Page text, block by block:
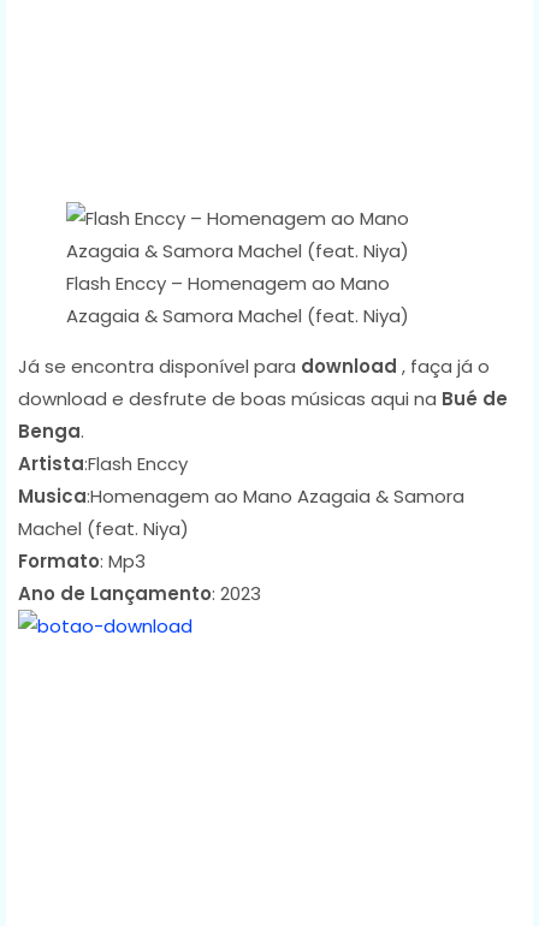
Flash Enccy – Homenagem ao Mano
Azagaia & Samora Machel (feat. Niya)
Já se encontra disponível para download , faça já o
download e desfrute de boas músicas aqui na Bué de
Benga.
Artista:Flash Enccy
Musica:Homenagem ao Mano Azagaia & Samora
Machel (feat. Niya)
Formato: Mp3
Ano de Lançamento: 2023